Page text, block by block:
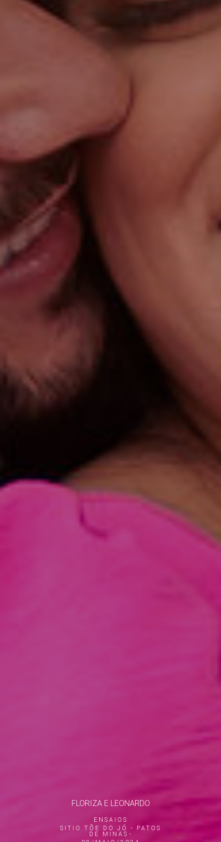
ENSAIOS
SITIO TÕE DO JÓ - PATOS
DE MINAS
FLORIZA E LEONARDO